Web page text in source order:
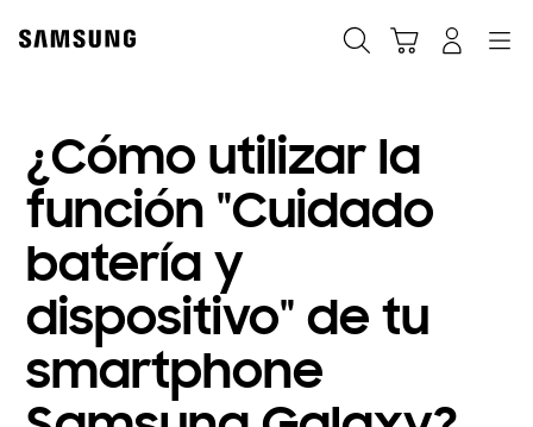
content
¿Cómo utilizar la
función "Cuidado
batería y
dispositivo" de tu
smartphone